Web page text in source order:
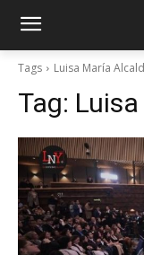
Tags Luisa María
Tag: